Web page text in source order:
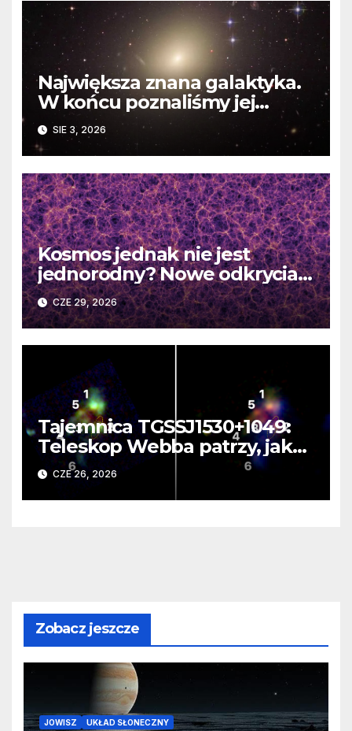
Największa znana galaktyka.
W końcu poznaliśmy jej
faktyczne wymiary
SIE 3, 2026
Kosmos jednak nie jest
jednorodny? Nowe odkrycia
DESI burzą fundamentalne
zasady kosmologii
CZE 29, 2026
Tajemnica TGSSJ1530+1049:
Teleskop Webba patrzy, jak
rodzi się supergalaktyka i
monstrualna czarna dziura
CZE 26, 2026
Zobacz jeszcze
JOWISZ UKŁAD SŁONECZNY